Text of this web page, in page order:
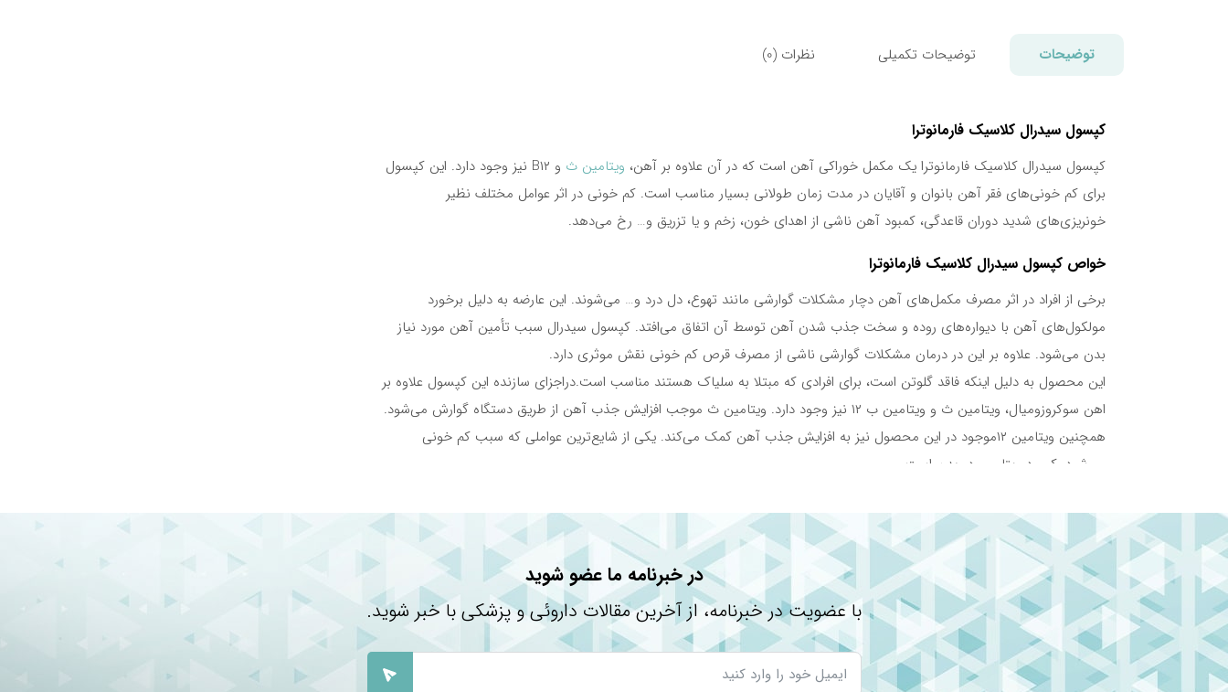
توضیحات توضیحات تکمیلی نظرات (0)
کپسول سیدرال کلاسیک فارمانوترا
کپسول سیدرال کلاسیک فارمانوترا یک مکمل خوراکی آهن است که در آن علاوه بر آهن، ویتامین ث
و B۱۲ نیز وجود دارد. این کپسول
برای کم خونی‌های فقر آهن بانوان و آقایان در مدت زمان طولانی بسیار مناسب است. کم خونی در اثر عوامل مختلف نظیر
خونریزی‌های شدید دوران قاعدگی، کمبود آهن ناشی از اهدای خون، زخم و یا تزریق و… رخ می‌دهد.
خواص کپسول سیدرال کلاسیک فارمانوترا
برخی از افراد در اثر مصرف مکمل‌های آهن دچار مشکلات گوارشی مانند تهوع، دل درد و… می‌شوند. این عارضه به دلیل برخورد
مولکول‌های آهن با دیواره‌های روده و سخت جذب شدن آهن توسط آن اتفاق می‌افتد. کپسول سیدرال سبب تأمین آهن مورد نیاز
بدن می‌شود. علاوه بر این در درمان مشکلات گوارشی ناشی از مصرف قرص کم خونی نقش موثری دارد.
این محصول به دلیل اینکه فاقد گلوتن است، برای افرادی که مبتلا به سلیاک هستند مناسب است‌.دراجزای سازنده این کپسول علاوه بر
اهن سوکروزومیال، ویتامین ث و ویتامین ب ۱۲ نیز وجود دارد. ویتامین ث موجب افزایش جذب آهن از طریق دستگاه گوارش می‌شود.
همچنین ویتامین ۱۲موجود در این محصول نیز به افزایش جذب آهن کمک می‌کند. یکی از شایع‌ترین عواملی که سبب کم خونی
می‌شود، کمبود ویتامین در بدن است.
به دلیل اینکه این محصول از مواد ضروری و مهم بدن تولید شده‌ است، خواص و ویژگی‌های فراوانی دارد که در ادامه به بررسی آنها
می‌پردازیم.
قابل استفاده در موارد کمبود آهن ناشی از از دست دادن خون مانند اهداء خون، زخم و یا تزریق
پیشگیری و درمان کم خونی فقر آهن با علل مختلف
دارای قابلیت جذب بسیار بالا و کمترین عارضه گوارشی
فاقد گلوتن مناسب برای افراد مبتلا به سلیاک
در خبرنامه ما عضو شوید
با عضویت در خبرنامه، از آخرین مقالات داروئی و پزشکی با خبر شوید.